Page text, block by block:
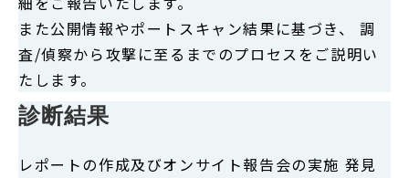
また公開情報やポートスキャン結果に基づき、 調
査/偵察から攻撃に至るまでのプロセスをご説明い
たします。
診断結果
レポートの作成及びオンサイト報告会の実施 発見